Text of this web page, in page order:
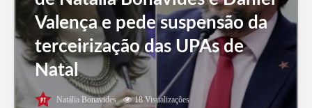
Valença e pede suspensão da
terceirização das UPAs de
Natal
Natália Bonavides 18 Visualizações